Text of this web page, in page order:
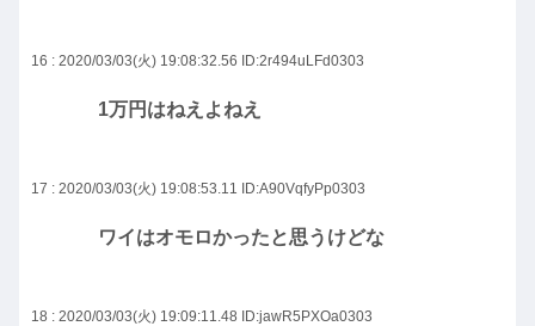
16 : 2020/03/03(火) 19:08:32.56 ID:2r494uLFd0303
1万円はねえよねえ
17 : 2020/03/03(火) 19:08:53.11 ID:A90VqfyPp0303
ワイはオモロかったと思うけどな
18 : 2020/03/03(火) 19:09:11.48 ID:jawR5PXOa0303